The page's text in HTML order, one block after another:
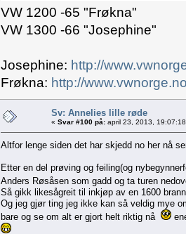
VW 1200 -65 "Frøkna"
VW 1300 -66 "Josephine"
Josephine: http://
Frøkna: http://
Sv: Annelies lille røde
« Svar #100 på: april 23, 2013,
Altfor lenge siden det har skjedd no her nå
Etter en del prøving og feiling(og
Anders Røsåsen som gadd og ta turen
Så gikk likesågreit til inkjøp av en 1600
Og jeg gjør ting jeg ikke kan så veldig mye
bare og se om alt er gjort helt riktig nå